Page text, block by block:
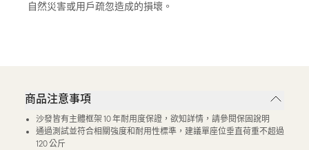
自然災害或用戶疏忽造成的損壞。
商品注意事項
沙發皆有主體框架 10 年耐用度保證，欲知詳情，請參閱保固說明
通過測試並符合相關強度和耐用性標準，建議單座位垂直荷重不超過
120 公斤